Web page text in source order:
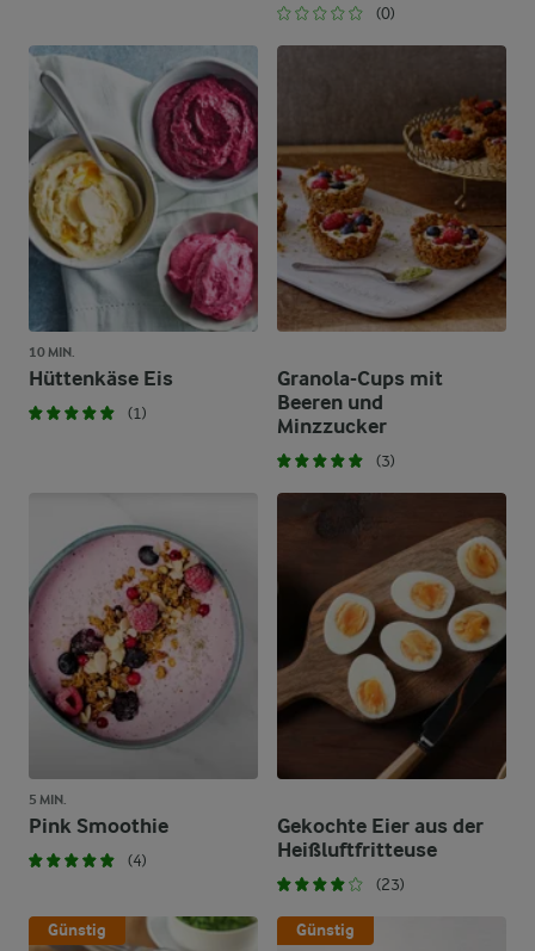
(0)
10 MIN.
Hüttenkäse Eis
(1)
Granola-Cups mit
Beeren und
Minzzucker
(3)
5 MIN.
Pink Smoothie
(4)
Gekochte Eier aus der
Heißluftfritteuse
(23)
Günstig Günstig